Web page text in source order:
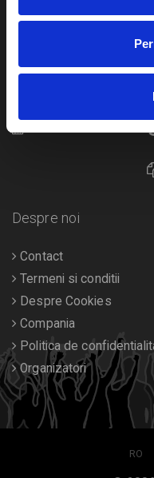
Cultura
Calendar
Despre noi
Contact
Termeni si conditii
Despre Cookies
Compania
Politica de
Organizatori
RO